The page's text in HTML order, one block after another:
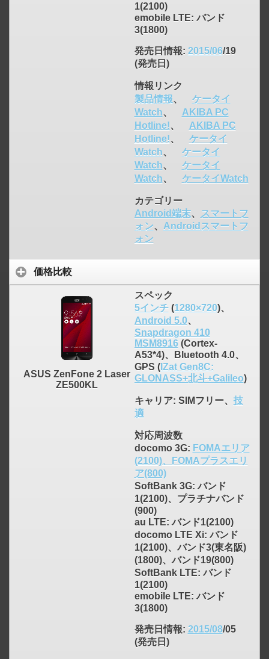
1(2100)
emobile LTE: バンド
3(1800)
発売日情報: 2015/06/19
(発売日)
情報リンク
製品情報、
ケータイ
Watch、
AKIBA PC
Hotline!、
AKIBA PC
Hotline!、
ケータイ
Watch、
ケータイ
Watch、
ケータイ
Watch、 ケータイWatch
カテゴリー
Android端末、
スマートフ
ォン、 Androidスマートフ
ォン
価格比較
ASUS ZenFone 2 Laser
ZE500KL
スペック
5インチ(1280×720)、
Android 5.0、
Snapdragon 410
MSM8916(Cortex-
A53*4)、Bluetooth 4.0、
GPS (IZat Gen8C:
GLONASS+北斗+Galileo)
キャリア: SIMフリー、 技
適
対応周波数
docomo 3G: FOMAエリア
(2100)、FOMAプラスエリ
ア(800)
SoftBank 3G: バンド
1(2100)、プラチナバンド
(900)
au LTE: バンド1(2100)
docomo LTE Xi: バンド
1(2100)、バンド3(東名阪)
(1800)、バンド19(800)
SoftBank LTE: バンド
1(2100)
emobile LTE: バンド
3(1800)
発売日情報: 2015/08/05
(発売日)